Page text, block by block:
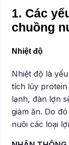
1. Các
chuồng
Nhiệt độ
Nhiệt độ là
tích lũy
lạnh, đàn lợn
giảm ăn. Do
nuôi các loại